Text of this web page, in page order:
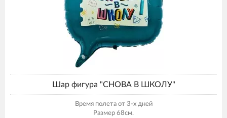
Шар фигура "СНОВА В ШКОЛУ"
Время полета от 3-х дней
Размер 68см.